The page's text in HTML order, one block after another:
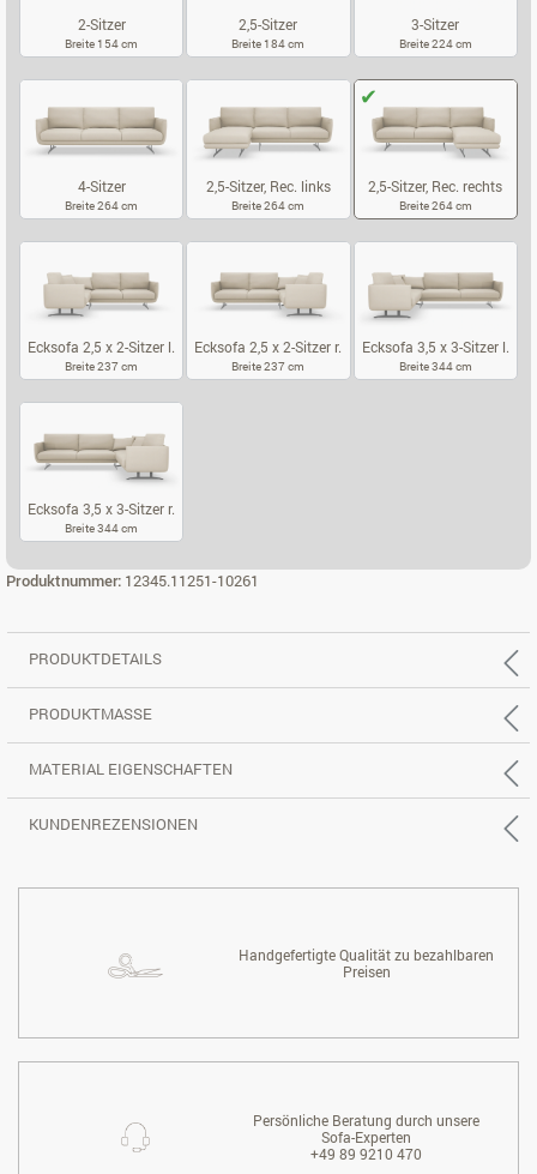
2-Sitzer
Breite 154 cm
2,5-Sitzer
Breite 184 cm
3-Sitzer
Breite 224 cm
4-Sitzer
Breite 264 cm
2,5-Sitzer, Rec. links
Breite 264 cm
2,5-Sitzer, Rec. rechts
Breite 264 cm
Ecksofa 2,5 x 2-Sitzer l.
Breite 237 cm
Ecksofa 2,5 x 2-Sitzer r.
Breite 237 cm
Ecksofa 3,5 x 3-Sitzer l.
Breite 344 cm
Ecksofa 3,5 x 3-Sitzer r.
Breite 344 cm
Produktnummer: 12345.11251-10261
PRODUKTDETAILS
PRODUKTMASSE
MATERIAL EIGENSCHAFTEN
KUNDENREZENSIONEN
Handgefertigte Qualität zu bezahlbaren
Preisen
Persönliche Beratung durch unsere
Sofa-Experten
+49 89 9210 470